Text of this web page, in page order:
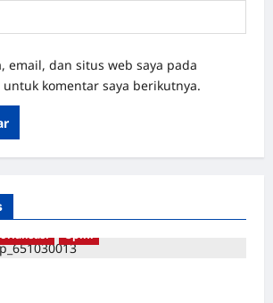
email, dan situs web saya pada
komentar saya berikutnya.
Opini